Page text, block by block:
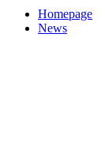
Homepage
News